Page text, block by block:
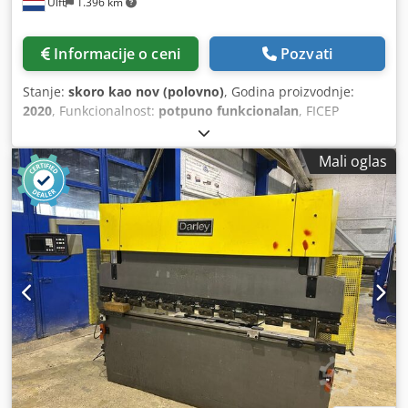
10 ~ 225 mm Sečenje: 10 do 225 mm, kvadratno i okruglo
za sečenje cevi Maks. opterećenje: 300 kg Automatska
promena stola: - Broj stolova: 2 (maks. vreme promene 15
1000 kg - 2 CCTV kamere: 1 kod palete, 1 u zoni sečenja
Pomoćni gasovi: - Konstrukcioni čelik – kiseonik (0,5 – 25
bara) - Prohrom – azot (0,5 – 25 bara) - Aluminijum –
komprimovani vazduh ili azot (0,5 – 25 bara) Uključuje: -
Kompatibilan sistem za usisavanje, kapacitet 3 kW -
Osnovni paket rezervnih delova - Sečenje reflektujućih
limova - 3-deljni kolica ispod radnog stola - Ose
opremljene japanskim servo motorima YASKAWA - Servo
motori postižu brzinu do 100 m/min - Ubrzanja do 1,5 G -
Fiber laser je ekološka laser tehnologija budućnosti -
Komponente vrlo niskog održavanja - Ušteda do 50% po
komadu kroz efikasniju proizvodnju - Precizni rez i glatka
površinska obrada - Masivni ram konstrukcije - Opremljena
renomiranim, izdržljivim i visokokvalitetnim
komponentama Koristimo samo najkvalitetnije delove: --
Yaskawa servo pogoni -- Hiwin linearne vodilice -- Tongfei
Informacije o ceni Pozvati
Stanje: skoro kao nov (polovno), Godina proizvodnje:
2020, Funkcionalnost: potpuno funkcionalan, FICEP
KRONOS KR25SP - CNC PORTALNA PLAZMA MAŠINA ZA
SEČENJE ČELIČNIH PLOČA | GODINA PROIZVODNJE 2020
Ficep Kronos KR25SP je automatska CNC portalna mašina
za sečenje čeličnih ploča visokom preciznošću –
namenjena preduzećima u građevinskoj industriji i obradi
lima, koja omogućava precizno, ponovljivo i ekonomično
sečenje iz celog lima. Sa maksimalnom veličinom ploče od
2.540 x 6.000 mm i debljinom sečenja plazmom do 50 mm,
pokriva širok spektar delova u jednom procesu. STANJE I
GENERALNA POPRAVKA Generalno popravljena i proverena
od strane sertifikovanog tehničara, spremna za rad.
Mašina je potpuno funkcionalna i može se odmah koristiti
u proizvodnji. - Konkretni obim generalne popravke varira
u zavisnosti od mašine i biće detaljno objašnjen uz
ozbiljan interes. - Pregled moguć uz prethodni dogovor
Mali oglas